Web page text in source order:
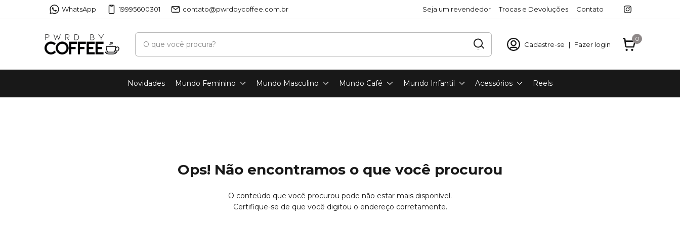
WhatsApp 19995600301 contato@pwrdbycoffee.com.br Seja um revendedor Trocas e Devoluções Contato
Cadastre-se | Fazer login
0
Novidades Mundo Feminino Mundo Masculino Mundo Café Mundo Infantil Acessórios Reels
Ops! Não encontramos o que você procurou
O conteúdo que você procurou pode não estar mais disponível.
Certifique-se de que você digitou o endereço corretamente.